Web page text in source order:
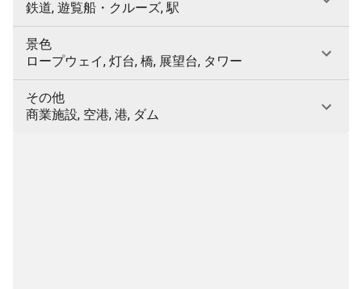
鉄道, 遊覧船・クルーズ, 駅
景色
ロープウェイ, 灯台, 橋, 展望台, タワー
その他
商業施設, 空港, 港, ダム